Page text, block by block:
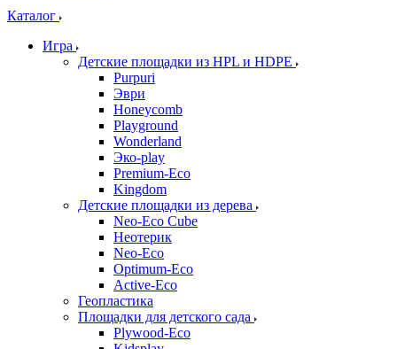
Каталог
Игра
Детские площадки из HPL и HDPE
Purpuri
Эври
Honeycomb
Playground
Wonderland
Эко-play
Premium-Eco
Kingdom
Детские площадки из дерева
Neo-Eco Cube
Неотерик
Neo-Eco
Оptimum-Еco
Active-Eco
Геопластика
Площадки для детского сада
Plywood-Eco